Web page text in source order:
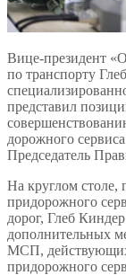
Вице-президент
по транспорту
представил
дорожного
Председатель
На круглом столе,
придорожного
дорог, Глеб
дополнительных
МСП,
придорожного